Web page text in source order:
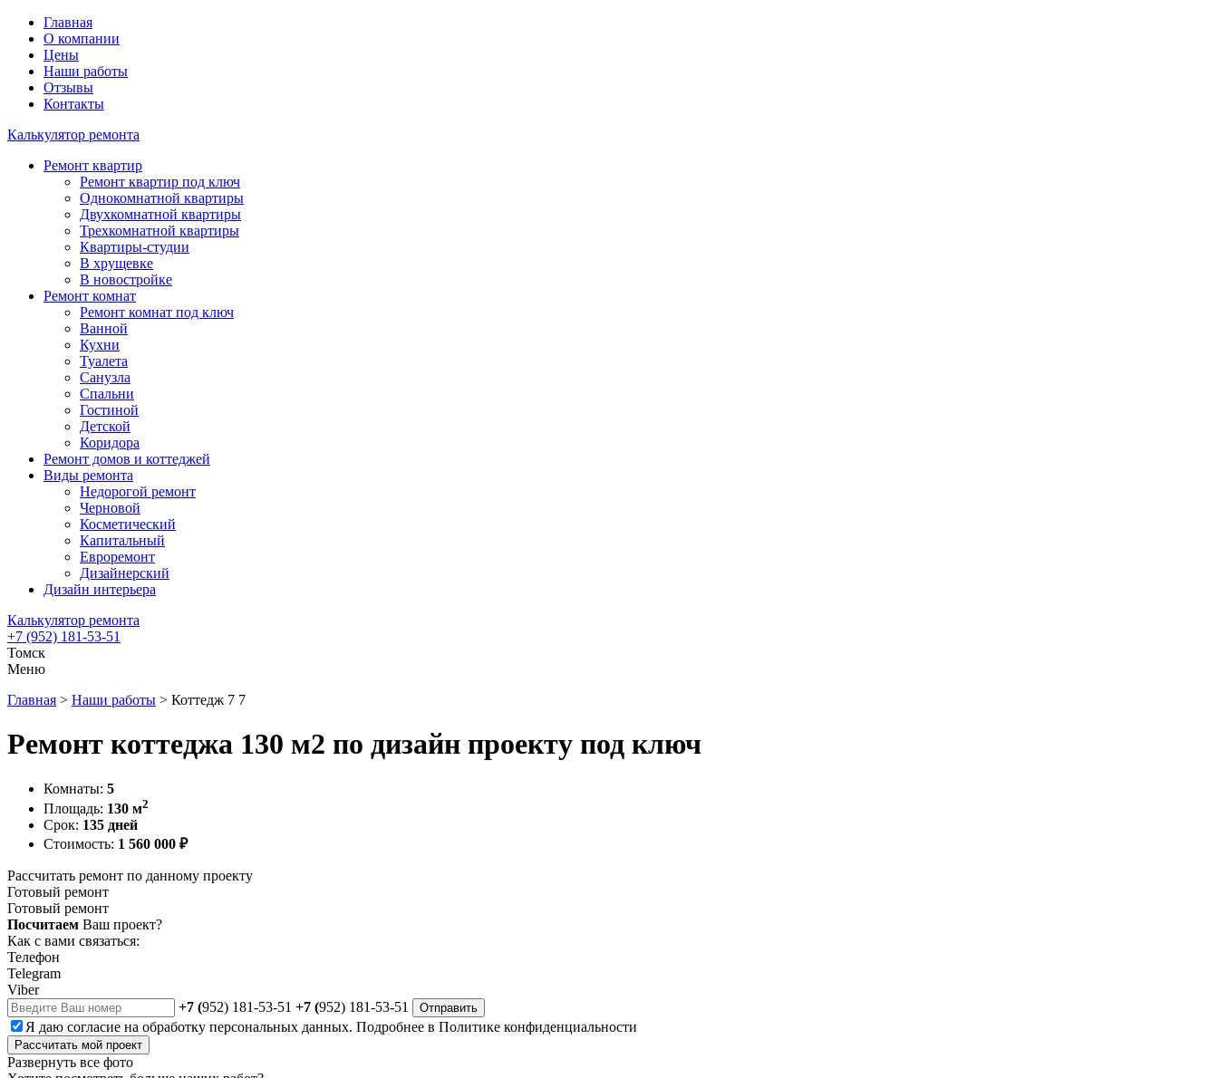
Главная
О компании
Цены
Наши работы
Отзывы
Контакты
Калькулятор ремонта
Ремонт квартир
Ремонт квартир под ключ
Однокомнатной квартиры
Двухкомнатной квартиры
Трехкомнатной квартиры
Квартиры-студии
В хрущевке
В новостройке
Ремонт комнат
Ремонт комнат под ключ
Ванной
Кухни
Туалета
Санузла
Спальни
Гостиной
Детской
Коридора
Ремонт домов и коттеджей
Виды ремонта
Недорогой ремонт
Черновой
Косметический
Капитальный
Евроремонт
Дизайнерский
Дизайн интерьера
Калькулятор ремонта
+7 (952) 181-53-51
Томск
Меню
Главная > Наши работы > Коттедж 7 7
Ремонт коттеджа 130 м2 по дизайн проекту под ключ
Комнаты: 5
Площадь: 130 м2
Срок: 135 дней
Стоимость: 1 560 000 ₽
Рассчитать ремонт по данному проекту
Готовый ремонт
Готовый ремонт
Посчитаем Ваш проект?
Как с вами связаться:
Телефон
Telegram
Viber
+7 (952) 181-53-51 +7 (952) 181-53-51 Отправить
Я даю согласие на обработку персональных данных. Подробнее в Политике конфиденциальности
Рассчитать мой проект
Развернуть все фото